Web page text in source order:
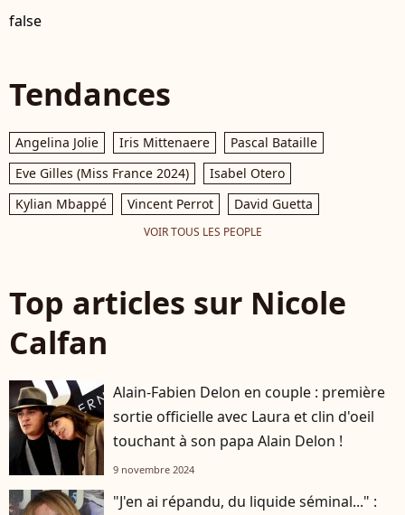
false
Tendances
Angelina Jolie Iris Mittenaere
Pascal Bataille
Eve Gilles (Miss France 2024)
Isabel Otero
Kylian Mbappé
Vincent Perrot David Guetta
VOIR TOUS LES PEOPLE
Top articles sur Nicole
Calfan
Alain-Fabien Delon en couple : première
sortie officielle avec Laura et clin d'oeil
touchant à son papa Alain Delon !
9 novembre 2024
"J'en ai répandu, du liquide séminal..." :